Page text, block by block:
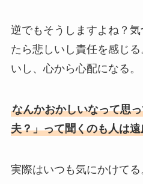
逆でもそうしますよね？
たら悲しいし責任を感じ
いし、心から心配になる。
なんかおかしいなって思
夫？」って聞くのも人は
実際はいつも気にかけて